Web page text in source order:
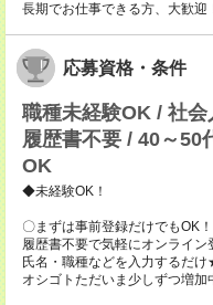
長期でお仕事できる方、大歓迎
応募資格・条件
職種未経験OK / 社
履歴書不要 / 40～50
OK
◆未経験OK！
〇まずは事前登録だけでもOK！
履歴書不要で気軽にオンライ
氏名・職種などを入力するだ
オシゴトただいま少しずつ増